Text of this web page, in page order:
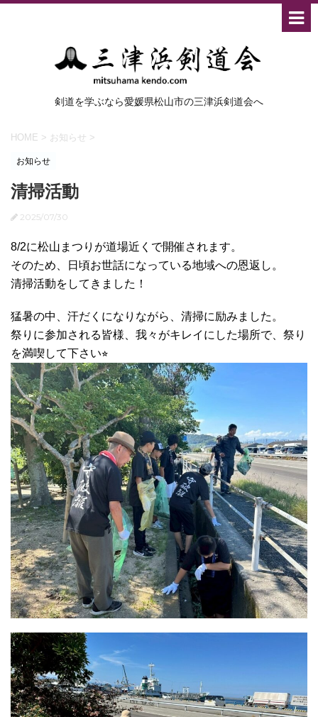
剣道を学ぶなら愛媛県松山市の三津浜剣道会へ
HOME > お知らせ >
お知らせ
清掃活動
2025/07/30
8/2に松山まつりが道場近くで開催されます。
そのため、日頃お世話になっている地域への恩返し。
清掃活動をしてきました！
猛暑の中、汗だくになりながら、清掃に励みました。
祭りに参加される皆様、我々がキレイにした場所で、祭り
を満喫して下さい⭐︎